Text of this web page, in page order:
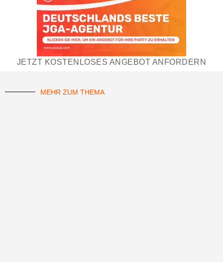
JETZT KOSTENLOSES ANGEBOT ANFORDERN
MEHR ZUM THEMA